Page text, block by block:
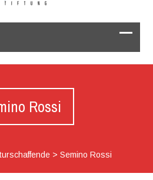
Rossi
>Semino Rossi